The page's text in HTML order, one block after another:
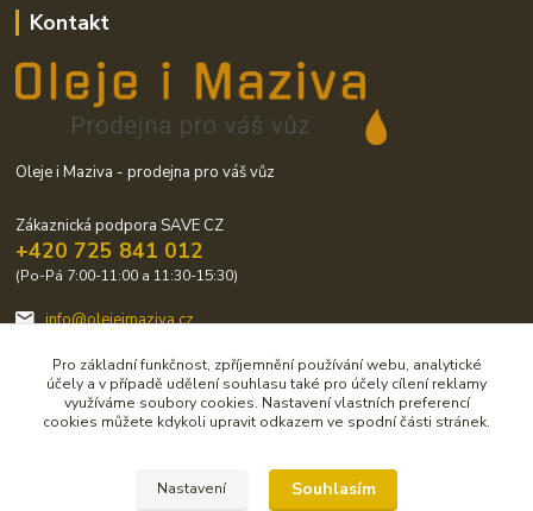
Kontakt
Oleje i Maziva - prodejna pro váš vůz
Zákaznická podpora SAVE CZ
+420 725 841 012
(Po-Pá 7:00-11:00 a 11:30-15:30)
info@olejeimaziva.cz
Upravit sběr cookies.
Pro základní funkčnost, zpříjemnění používání webu, analytické
účely a v případě udělení souhlasu také pro účely cílení reklamy
využíváme soubory cookies. Nastavení vlastních preferencí
cookies můžete kdykoli upravit odkazem ve spodní části stránek.
Nastavení Souhlasím